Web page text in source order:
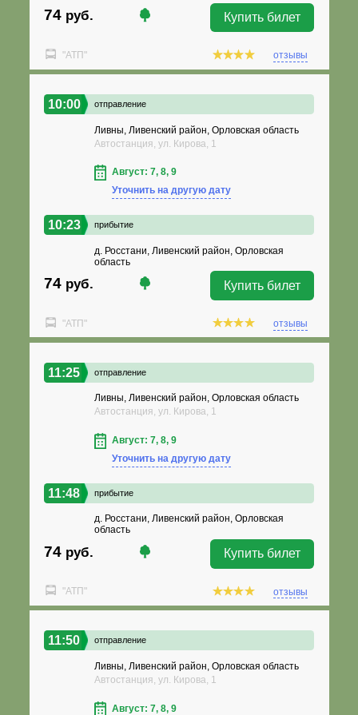
74 руб. Купить билет
"АТП" отзывы
10:00 отправление
Ливны, Ливенский район, Орловская область
Автостанция, ул. Кирова, 1
Август: 7, 8, 9
Уточнить на другую дату
10:23 прибытие
д. Росстани, Ливенский район, Орловская
область
74 руб. Купить билет
"АТП" отзывы
11:25 отправление
Ливны, Ливенский район, Орловская область
Автостанция, ул. Кирова, 1
Август: 7, 8, 9
Уточнить на другую дату
11:48 прибытие
д. Росстани, Ливенский район, Орловская
область
74 руб. Купить билет
"АТП" отзывы
11:50 отправление
Ливны, Ливенский район, Орловская область
Автостанция, ул. Кирова, 1
Август: 7, 8, 9